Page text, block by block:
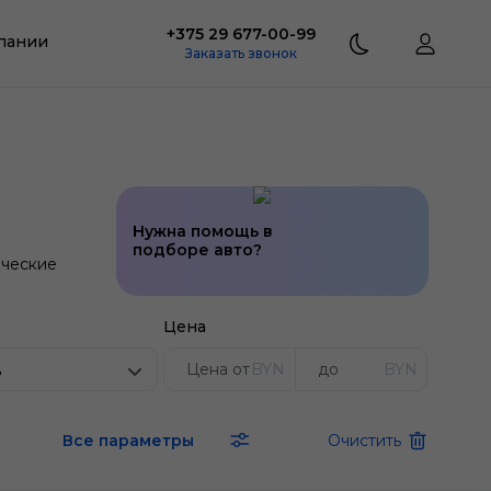
+375 29 677-00-99
Заказать звонок
Нужна помощь в
подборе авто?
Цена
BYN BYN
Все параметры Очистить